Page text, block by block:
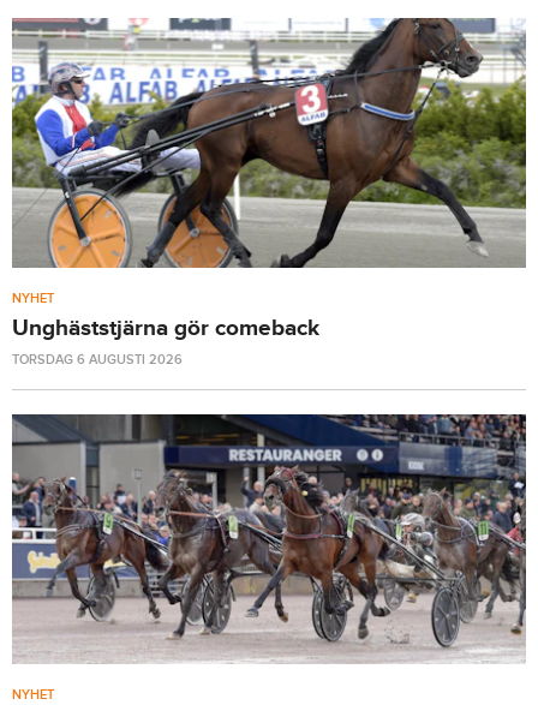
NYHET
Unghäststjärna gör comeback
TORSDAG 6 AUGUSTI 2026
NYHET